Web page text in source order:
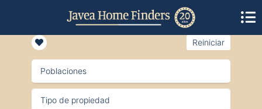
Reiniciar
Poblaciones
Tipo de propiedad